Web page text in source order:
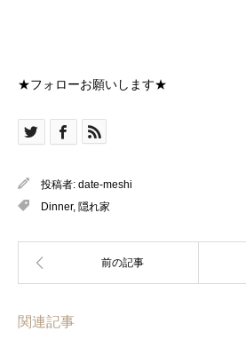
★フォローお願いします★
投稿者: date-meshi
Dinner, 隠れ家
関連記事